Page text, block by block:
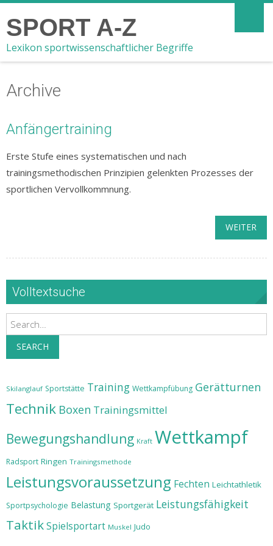
SPORT A-Z
Lexikon sportwissenschaftlicher Begriffe
Archive
Anfängertraining
Erste Stufe eines systematischen und nach
trainingsmethodischen Prinzipien gelenkten Prozesses der
sportlichen Vervollkommnung.
WEITER
Volltextsuche
Search
SEARCH
Skilanglauf Sportstätte Training Wettkampfübung Gerätturnen
Technik Boxen Trainingsmittel
Bewegungshandlung Kraft Wettkampf
Radsport Ringen Trainingsmethode
Leistungsvoraussetzung Fechten Leichtathletik
Sportpsychologie Belastung Sportgerät Leistungsfähigkeit
TaktikSpielsportart Muskel Judo